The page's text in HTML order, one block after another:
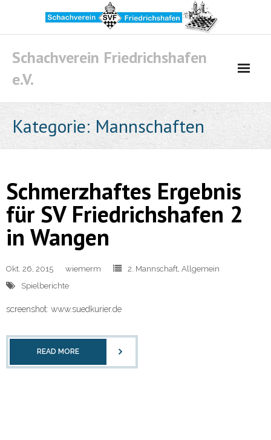
content
Schachverein Friedrichshafen
e.V.
Kategorie: Mannschaften
Schmerzhaftes Ergebnis
für SV Friedrichshafen 2
in Wangen
Okt. 26, 2015 wiemerm 2. Mannschaft, Allgemein
Spielberichte
screenshot: www.suedkurier.de
READ MORE